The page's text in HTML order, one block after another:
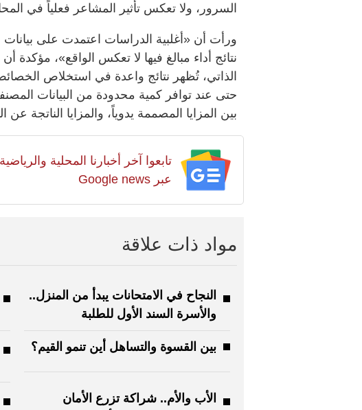
السرور، ولا تعكس تأثير المشاعر فعلياً في
ورأت أن «أغلبية الدراسات اعتمدت على
نتائج أداء مبالغ فيها لا تعكس الواقع»، مؤكدة
الذاتي، تُظهر نتائج واعدة في استخلاص
حتى عند توافر كمية محدودة من البيانات
بين المزايا المصممة يدوياً، والمزايا الناتجة
تابعوا آخر أخبارنا المحلية
عبر Google news
مواد ذات علاقة
النجاح في الامتحانات يبدأ من المنزل..
والأسرة السند الأول للطلبة
بين القسوة والتساهل أين تنمو القيم؟
الأب والأم.. شراكة تزرع الأمان